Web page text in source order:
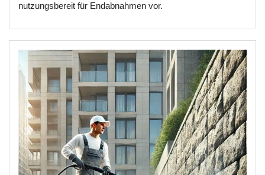
nutzungsbereit für Endabnahmen vor.